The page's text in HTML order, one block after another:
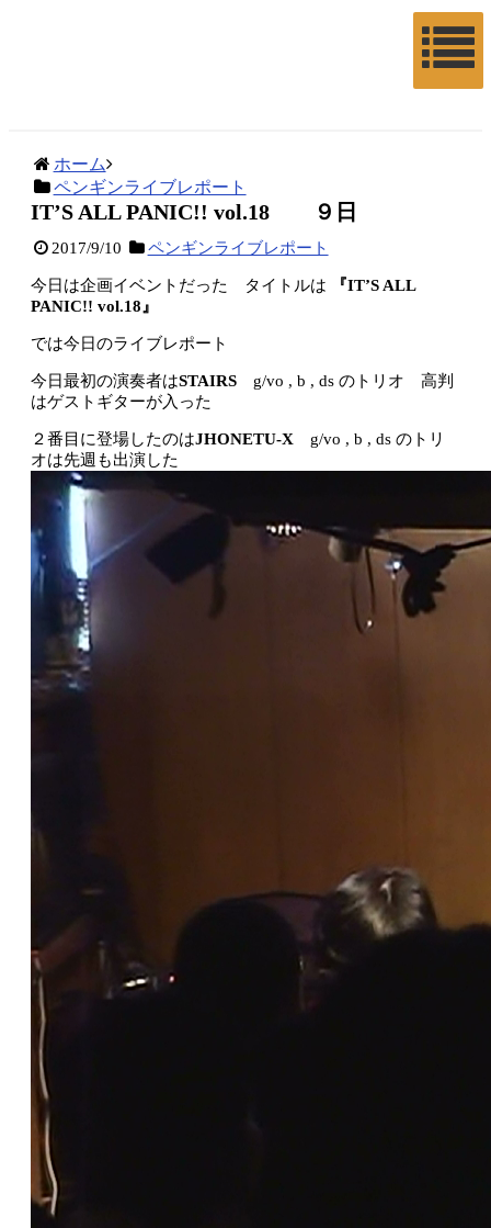
ホーム
ペンギンライブレポート
IT’S ALL PANIC!! vol.18 ９日
2017/9/10 ペンギンライブレポート
今日は企画イベントだった タイトルは
『IT’S ALL
PANIC!! vol.18』
では今日のライブレポート
今日最初の演奏者はSTAIRS g/vo , b , ds のトリオ 高判
はゲストギターが入った
２番目に登場したのはJHONETU-X g/vo , b , ds のトリ
オは先週も出演した